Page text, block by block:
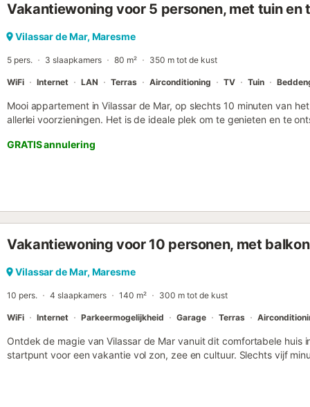
anders vermeld, zijn diensten zoals schoonmaak, beddengoed,
kosten van toepassing zijn. Alleen apparatuur vermeld in deze
aanwezig is in de ...
Vakantiewoning voor 5 personen, met tuin en
Vilassar de Mar, Maresme
5 pers. 3 slaapkamers 80 m² 350 m tot de kust
WiFi Internet LAN Terras Airconditioning TV Tuin
Mooi appartement in Vilassar de Mar, op slechts 10 minuten van
allerlei voorzieningen. Het is de ideale plek om te genieten en te
het treinstation, in het prachtige stadje Vilassar de Mar. - Het is
die een paar dagen vrij willen genieten aan zee. - Het heeft een
romantisch diner te bereiden, een drankje te drinken of rustig te
modern en licht. - De keuken is modern, heeft roestvrijstalen
woonkamer vindt u een tv-hoek en, indien u moet werken, een
gespecialiseerd team en al onze gasten worden persoonlijk door
beantwoorden. Wij bieden alle voorzieningen om van het beste
GRATIS annulering
Vakantiewoning voor 10 personen, met balkon
Vilassar de Mar, Maresme
10 pers. 4 slaapkamers 140 m² 300 m tot de kust
WiFi Internet Parkeermogelijkheid Garage Terras
Ontdek de magie van Vilassar de Mar vanuit dit comfortabele huis
startpunt voor een vakantie vol zon, zee en cultuur. Slechts vijf